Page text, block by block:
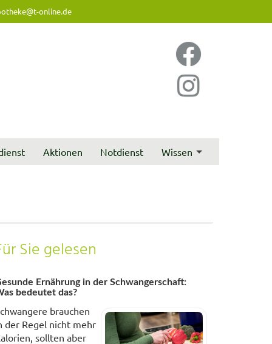
online.de
Aktionen Notdienst Wissen
Sie gelesen
Ernährung in der Schwangerschaft:
bedeutet das?
brauchen
der Regel nicht mehr
sollten aber